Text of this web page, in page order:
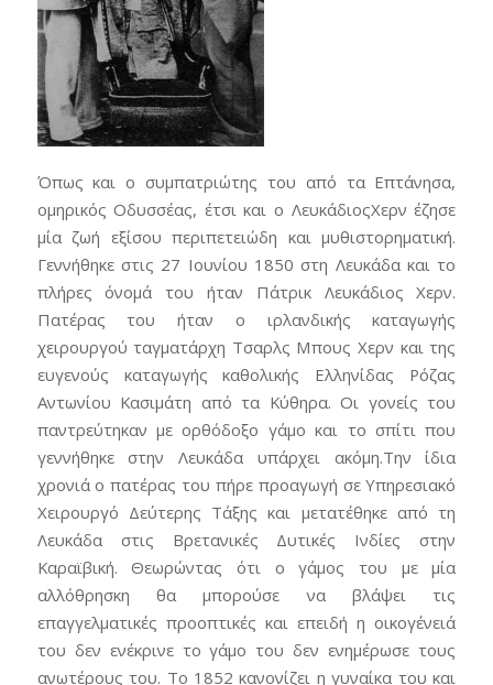
Όπως και ο συμπατριώτης του από τα Επτάνησα,
ομηρικός Οδυσσέας, έτσι και ο ΛευκάδιοςΧερν έζησε
μία ζωή εξίσου περιπετειώδη και μυθιστορηματική.
Γεννήθηκε στις 27 Ιουνίου 1850 στη Λευκάδα και το
πλήρες όνομά του ήταν Πάτρικ Λευκάδιος Χερν.
Πατέρας του ήταν ο ιρλανδικής καταγωγής
χειρουργού ταγματάρχη Τσαρλς Μπους Χερν και της
ευγενούς καταγωγής καθολικής Ελληνίδας Ρόζας
Αντωνίου Κασιμάτη από τα Κύθηρα. Οι γονείς του
παντρεύτηκαν με ορθόδοξο γάμο και το σπίτι που
γεννήθηκε στην Λευκάδα υπάρχει ακόμη.Την ίδια
χρονιά ο πατέρας του πήρε προαγωγή σε Υπηρεσιακό
Χειρουργό Δεύτερης Τάξης και μετατέθηκε από τη
Λευκάδα στις Βρετανικές Δυτικές Ινδίες στην
Καραϊβική. Θεωρώντας ότι ο γάμος του με μία
αλλόθρησκη θα μπορούσε να βλάψει τις
επαγγελματικές προοπτικές και επειδή η οικογένειά
του δεν ενέκρινε το γάμο του δεν ενημέρωσε τους
ανωτέρους του. Το 1852 κανονίζει η γυναίκα του και